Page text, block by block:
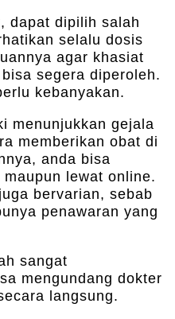
dapat dipilih salah
selalu dosis
agar khasiat
segera diperoleh.
kebanyakan.
menunjukkan gejala
memberikan obat di
anda bisa
lewat online.
bervarian, sebab
penawaran yang
sangat
mengundang dokter
langsung.